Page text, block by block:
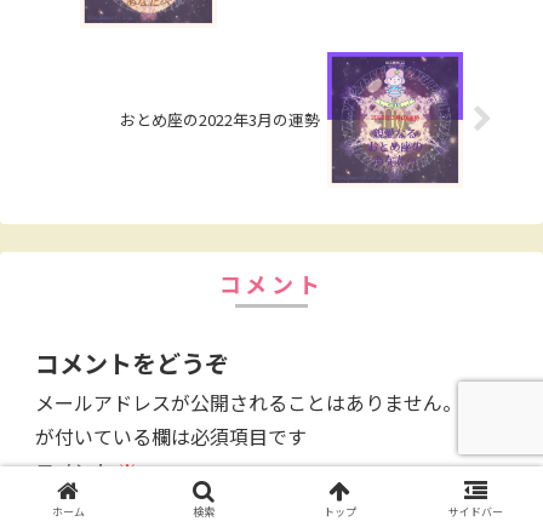
おとめ座の2022年3月の運勢
コメント
コメントをどうぞ
メールアドレスが公開されることはありません。
が付いている欄は必須項目です
コメント※
ホーム 検索 トップ サイドバー